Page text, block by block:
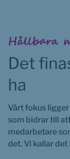
Hållbara
Det
ha
Vårt fokus
som bidrar till
medarbetare
det. Vi kallar